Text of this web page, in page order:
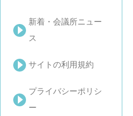
新着・会議所ニュー
ス
サイトの利用規約
プライバシーポリシ
ー